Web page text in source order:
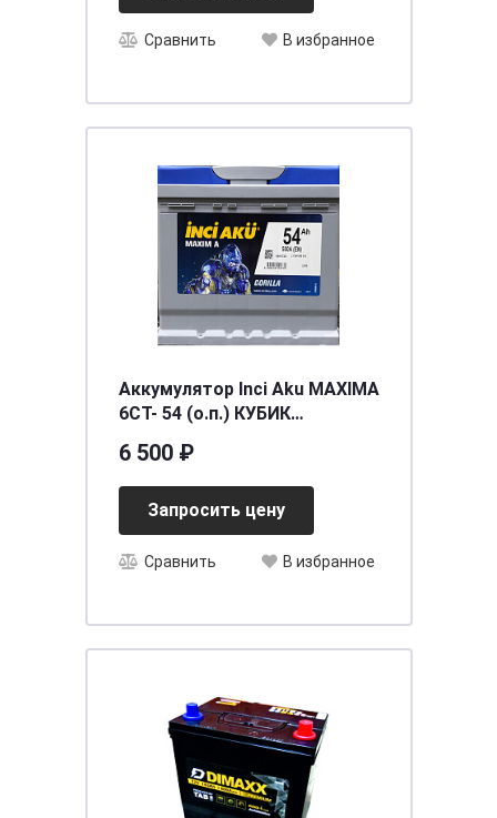
Сравнить В избранное
Аккумулятор Inci Aku MAXIMA
6СТ- 54 (о.п.) КУБИК
6 500 ₽
Запросить цену
Сравнить В избранное